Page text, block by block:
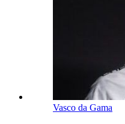
Vasco da Gama